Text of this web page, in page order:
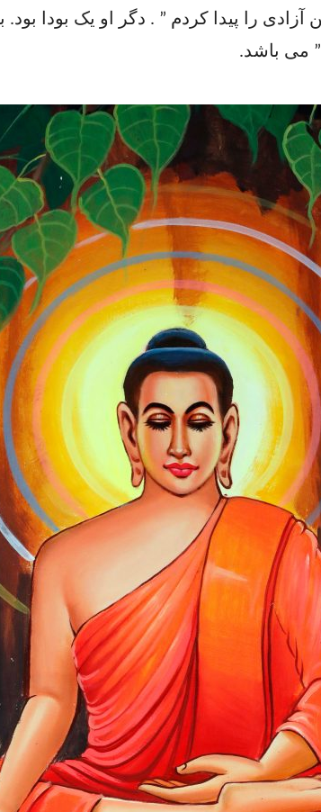
آزادی را پیدا کردم ” . دگر او یک بودا
می باشد.